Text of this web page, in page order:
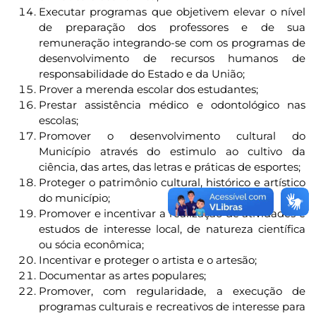
Executar programas que objetivem elevar o nível
de preparação dos professores e de sua
remuneração integrando-se com os programas de
desenvolvimento de recursos humanos de
responsabilidade do Estado e da União;
Prover a merenda escolar dos estudantes;
Prestar assistência médico e odontológico nas
escolas;
Promover o desenvolvimento cultural do
Município através do estimulo ao cultivo da
ciência, das artes, das letras e práticas de esportes;
Proteger o patrimônio cultural, histórico e artístico
do município;
Promover e incentivar a realização de atividades e
estudos de interesse local, de natureza científica
ou sócia econômica;
Incentivar e proteger o artista e o artesão;
Documentar as artes populares;
Promover, com regularidade, a execução de
programas culturais e recreativos de interesse para